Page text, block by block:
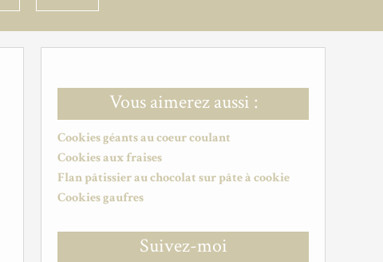
Vous aimerez aussi :
Cookies géants au coeur coulant
Cookies aux fraises
Flan pâtissier au chocolat sur pâte à cookie
Cookies gaufres
Suivez-moi